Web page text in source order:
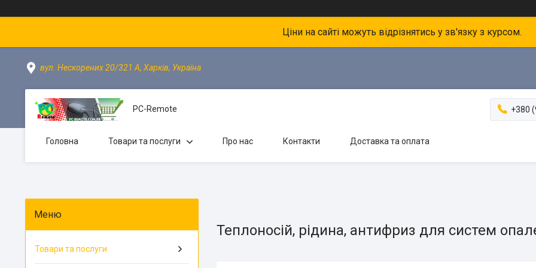
Ціни на сайті можуть відрізнятись у зв'язку з курсом.
вул. Нескорених 20/321 А, Харків, Україна
PC-Remote +380
Головна Товари та послуги Про нас Контакти Доставка та оплата
Теплоносій, рідина, антифриз для систем
Товари та послуги